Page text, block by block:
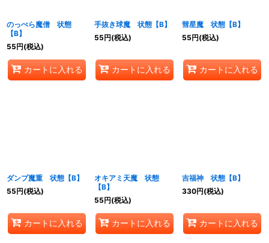
のっぺら魔僧 状態
【B】
55円(税込)
カートに入れる
手抜き球魔 状態【B】
55円(税込)
カートに入れる
彗星魔 状態【B】
55円(税込)
カートに入れる
ダンプ魔重 状態【B】
55円(税込)
カートに入れる
オキアミ天魔 状態
【B】
55円(税込)
カートに入れる
吉福神 状態【B】
330円(税込)
カートに入れる